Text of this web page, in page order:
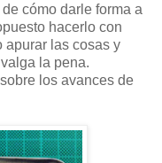
cómo darle forma a
hacerlo con
apurar las cosas y
la pena.
los avances de